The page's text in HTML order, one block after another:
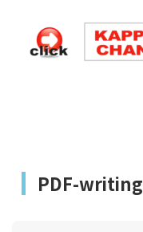
PDF-writing